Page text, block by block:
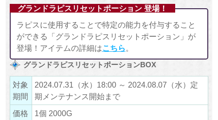
グランドラピスリセットポーション 登場！
ラピスに使用することで特定の能力を付与すること
ができる「グランドラピスリセットポーション」が
登場！アイテムの詳細はこちら 。
グランドラピスリセットポーションBOX
対象
期間
2024.07.31（水）18:00 ～ 2024.08.07（水）定
期メンテナンス開始まで
価格
1個 2000G